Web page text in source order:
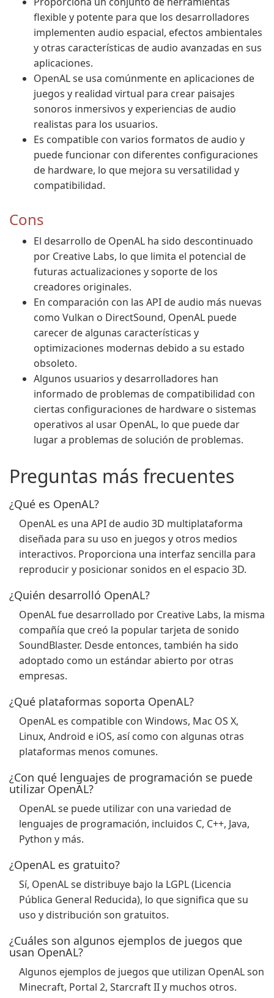
flexible y potente para que los desarrolladores
implementen audio espacial, efectos ambientales
y otras características de audio avanzadas en sus
aplicaciones.
OpenAL se usa comúnmente en aplicaciones de
juegos y realidad virtual para crear paisajes
sonoros inmersivos y experiencias de audio
realistas para los usuarios.
Es compatible con varios formatos de audio y
puede funcionar con diferentes configuraciones
de hardware, lo que mejora su versatilidad y
compatibilidad.
Cons
El desarrollo de OpenAL ha sido descontinuado
por Creative Labs, lo que limita el potencial de
futuras actualizaciones y soporte de los
creadores originales.
En comparación con las API de audio más nuevas
como Vulkan o DirectSound, OpenAL puede
carecer de algunas características y
optimizaciones modernas debido a su estado
obsoleto.
Algunos usuarios y desarrolladores han
informado de problemas de compatibilidad con
ciertas configuraciones de hardware o sistemas
operativos al usar OpenAL, lo que puede dar
lugar a problemas de solución de problemas.
Preguntas más frecuentes
¿Qué es OpenAL?
OpenAL es una API de audio 3D multiplataforma
diseñada para su uso en juegos y otros medios
interactivos. Proporciona una interfaz sencilla para
reproducir y posicionar sonidos en el espacio 3D.
¿Quién desarrolló OpenAL?
OpenAL fue desarrollado por Creative Labs, la misma
compañía que creó la popular tarjeta de sonido
SoundBlaster. Desde entonces, también ha sido
adoptado como un estándar abierto por otras
empresas.
¿Qué plataformas soporta OpenAL?
OpenAL es compatible con Windows, Mac OS X,
Linux, Android e iOS, así como con algunas otras
plataformas menos comunes.
¿Con qué lenguajes de programación se puede
utilizar OpenAL?
OpenAL se puede utilizar con una variedad de
lenguajes de programación, incluidos C, C++, Java,
Python y más.
¿OpenAL es gratuito?
Sí, OpenAL se distribuye bajo la LGPL (Licencia
Pública General Reducida), lo que significa que su
uso y distribución son gratuitos.
¿Cuáles son algunos ejemplos de juegos que
usan OpenAL?
Algunos ejemplos de juegos que utilizan OpenAL son
Minecraft, Portal 2, Starcraft II y muchos otros.